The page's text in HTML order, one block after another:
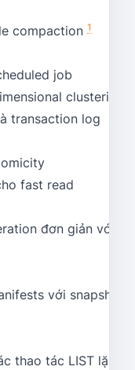
compaction 1
job
clustering
transaction log
fast read
đơn giản với
với snapshot
thao tác LIST lặp lại